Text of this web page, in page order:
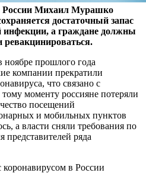
России Михаил Мурашко
достаточный запас
инфекции, а граждане должны
ревакцинироваться.
ноябре прошлого года
компании прекратили
что связано с
моменту россияне потеряли
посещений
и мобильных пунктов
а власти сняли требования по
представителей ряда
в России